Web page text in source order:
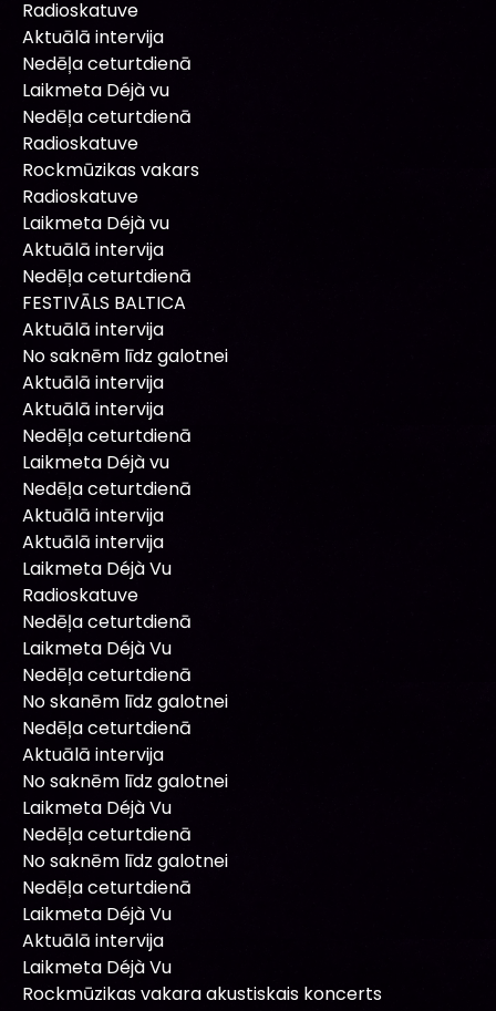
Radioskatuve
Aktuālā intervija
Nedēļa ceturtdienā
Laikmeta Déjà vu
Nedēļa ceturtdienā
Radioskatuve
Rockmūzikas vakars
Radioskatuve
Laikmeta Déjà vu
Aktuālā intervija
Nedēļa ceturtdienā
FESTIVĀLS BALTICA
Aktuālā intervija
No saknēm līdz galotnei
Aktuālā intervija
Aktuālā intervija
Nedēļa ceturtdienā
Laikmeta Déjà vu
Nedēļa ceturtdienā
Aktuālā intervija
Aktuālā intervija
Laikmeta Déjà Vu
Radioskatuve
Nedēļa ceturtdienā
Laikmeta Déjà Vu
Nedēļa ceturtdienā
No skanēm līdz galotnei
Nedēļa ceturtdienā
Aktuālā intervija
No saknēm līdz galotnei
Laikmeta Déjà Vu
Nedēļa ceturtdienā
No saknēm līdz galotnei
Nedēļa ceturtdienā
Laikmeta Déjà Vu
Aktuālā intervija
Laikmeta Déjà Vu
Rockmūzikas vakara akustiskais koncerts